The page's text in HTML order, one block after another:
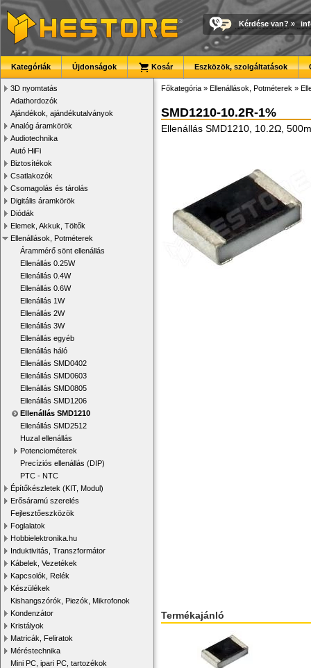
Kérdése van? »
Kategóriák Újdonságok Kosár Eszközök, szolgáltatások
3D nyomtatás
Adathordozók
Ajándékok, ajándékutalványok
Analóg áramkörök
Audiotechnika
Autó HiFi
Biztosítékok
Csatlakozók
Csomagolás és tárolás
Digitális áramkörök
Diódák
Elemek, Akkuk, Töltők
Ellenállások, Potméterek
Árammérő sönt ellenállás
Ellenállás 0.25W
Ellenállás 0.4W
Ellenállás 0.6W
Ellenállás 1W
Ellenállás 2W
Ellenállás 3W
Ellenállás egyéb
Ellenállás háló
Ellenállás SMD0402
Ellenállás SMD0603
Ellenállás SMD0805
Ellenállás SMD1206
Ellenállás SMD1210
Ellenállás SMD2512
Huzal ellenállás
Potenciométerek
Precíziós ellenállás (DIP)
PTC - NTC
Építőkészletek (KIT, Modul)
Erősáramú szerelés
Fejlesztőeszközök
Foglalatok
Hobbielektronika.hu
Induktivitás, Transzformátor
Kábelek, Vezetékek
Kapcsolók, Relék
Készülékek
Kishangszórók, Piezók, Mikrofonok
Kondenzátor
Kristályok
Matricák, Feliratok
Méréstechnika
Mini PC, ipari PC, tartozékok
Főkategória » Ellenállások, Potméterek »
SMD1210-10.2R-1%
Ellenállás SMD1210, 10.2Ω,
Termékajánló